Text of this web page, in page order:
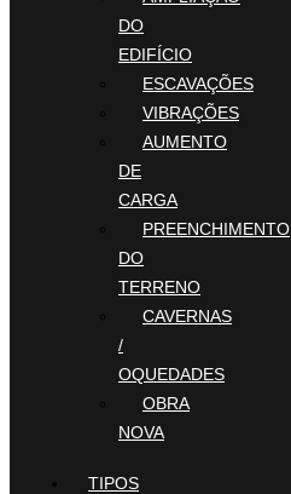
DO
EDIFÍCIO
ESCAVAÇÕES
VIBRAÇÕES
AUMENTO
DE
CARGA
PREENCHIMENTO
DO
TERRENO
CAVERNAS
/
OQUEDADES
OBRA
NOVA
TIPOS